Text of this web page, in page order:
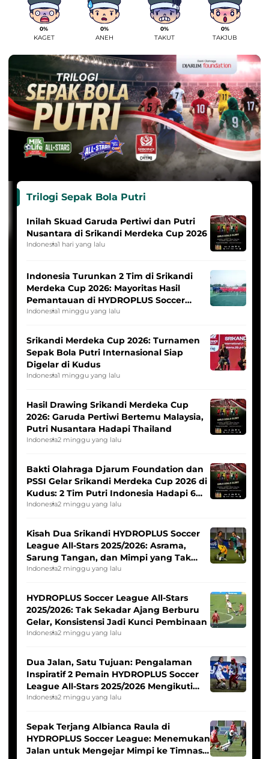
0%
KAGET
0%
ANEH
0%
TAKUT
0%
TAKJUB
Trilogi Sepak Bola Putri
Inilah Skuad Garuda Pertiwi dan Putri
Nusantara di Srikandi Merdeka Cup 2026
Indonesia1 hari yang lalu
Indonesia Turunkan 2 Tim di Srikandi
Merdeka Cup 2026: Mayoritas Hasil
Pemantauan di HYDROPLUS Soccer
League
Indonesia1 minggu yang lalu
Srikandi Merdeka Cup 2026: Turnamen
Sepak Bola Putri Internasional Siap
Digelar di Kudus
Indonesia1 minggu yang lalu
Hasil Drawing Srikandi Merdeka Cup
2026: Garuda Pertiwi Bertemu Malaysia,
Putri Nusantara Hadapi Thailand
Indonesia2 minggu yang lalu
Bakti Olahraga Djarum Foundation dan
PSSI Gelar Srikandi Merdeka Cup 2026 di
Kudus: 2 Tim Putri Indonesia Hadapi 6
Tim Asia
Indonesia2 minggu yang lalu
Kisah Dua Srikandi HYDROPLUS Soccer
League All-Stars 2025/2026: Asrama,
Sarung Tangan, dan Mimpi yang Tak
Pernah Padam
Indonesia2 minggu yang lalu
HYDROPLUS Soccer League All-Stars
2025/2026: Tak Sekadar Ajang Berburu
Gelar, Konsistensi Jadi Kunci Pembinaan
Indonesia2 minggu yang lalu
Dua Jalan, Satu Tujuan: Pengalaman
Inspiratif 2 Pemain HYDROPLUS Soccer
League All-Stars 2025/2026 Mengikuti
Seleksi Timnas Indonesia Putri
Indonesia2 minggu yang lalu
Sepak Terjang Albianca Raula di
HYDROPLUS Soccer League: Menemukan
Jalan untuk Mengejar Mimpi ke Timnas